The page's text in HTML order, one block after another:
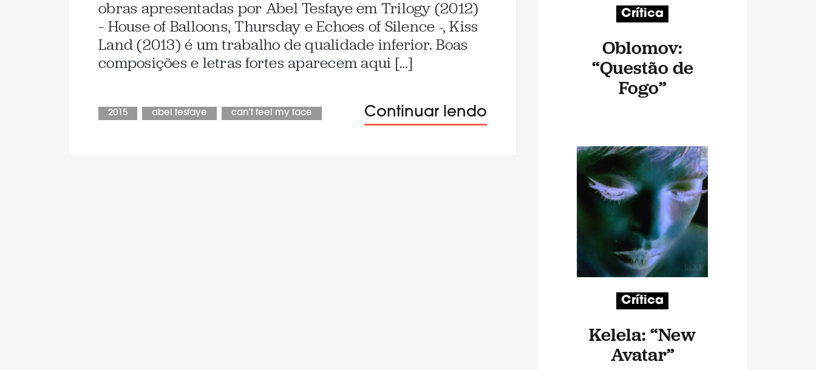
obras apresentadas por Abel Tesfaye em Trilogy (2012)
– House of Balloons, Thursday e Echoes of Silence -, Kiss
Land (2013) é um trabalho de qualidade inferior. Boas
composições e letras fortes aparecem aqui […]
2015 abel tesfaye can’t feel my face Continuar lendo
Crítica
Oblomov:
“Questão de
Fogo”
Crítica
Kelela: “New
Avatar”